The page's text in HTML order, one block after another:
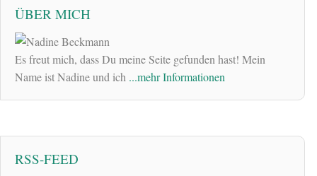
ÜBER MICH
Es freut mich, dass Du meine Seite gefunden hast! Mein
Name ist Nadine und ich ...mehr Informationen
RSS-FEED